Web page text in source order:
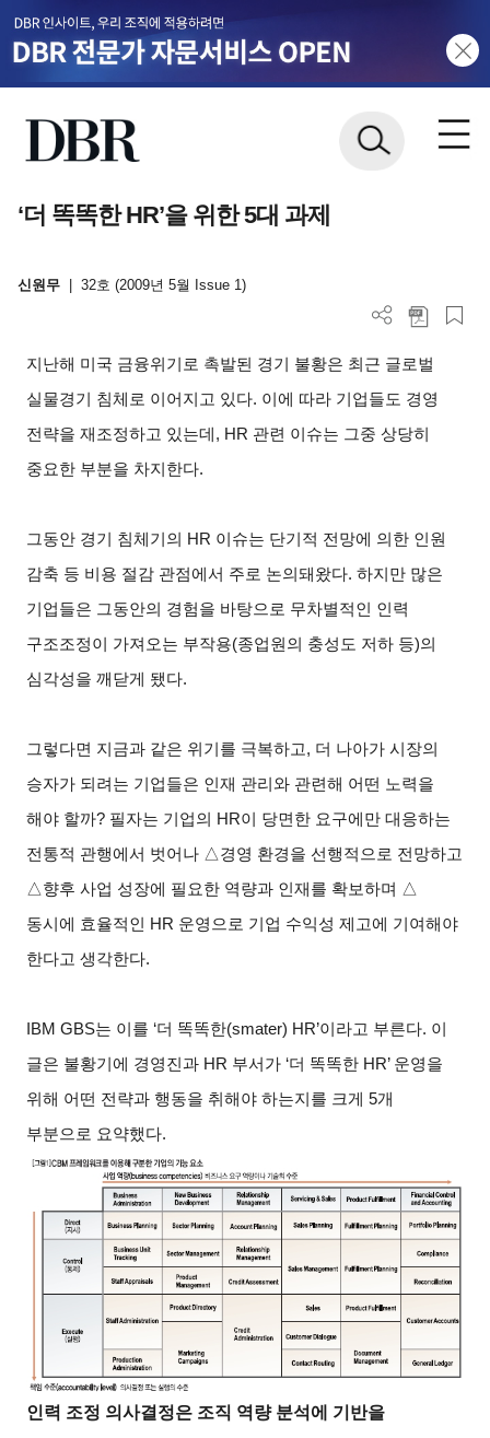
‘더 똑똑한 HR’을 위한 5대 과제
신원무 32호 (2009년 5월 Issue 1)
지난해 미국 금융위기로 촉발된 경기 불황은 최근 글로벌
실물경기 침체로 이어지고 있다. 이에 따라 기업들도 경영
전략을 재조정하고 있는데, HR 관련 이슈는 그중 상당히
중요한 부분을 차지한다.
그동안 경기 침체기의 HR 이슈는 단기적 전망에 의한 인원
감축 등 비용 절감 관점에서 주로 논의돼왔다. 하지만 많은
기업들은 그동안의 경험을 바탕으로 무차별적인 인력
구조조정이 가져오는 부작용(종업원의 충성도 저하 등)의
심각성을 깨닫게 됐다.
그렇다면 지금과 같은 위기를 극복하고, 더 나아가 시장의
승자가 되려는 기업들은 인재 관리와 관련해 어떤 노력을
해야 할까? 필자는 기업의 HR이 당면한 요구에만 대응하는
전통적 관행에서 벗어나 △경영 환경을 선행적으로 전망하고
△향후 사업 성장에 필요한 역량과 인재를 확보하며 △
동시에 효율적인 HR 운영으로 기업 수익성 제고에 기여해야
한다고 생각한다.
IBM GBS는 이를 ‘더 똑똑한(smater) HR’이라고 부른다. 이
글은 불황기에 경영진과 HR 부서가 ‘더 똑똑한 HR’ 운영을
위해 어떤 전략과 행동을 취해야 하는지를 크게 5개
부분으로 요약했다.
인력 조정 의사결정은 조직 역량 분석에 기반을